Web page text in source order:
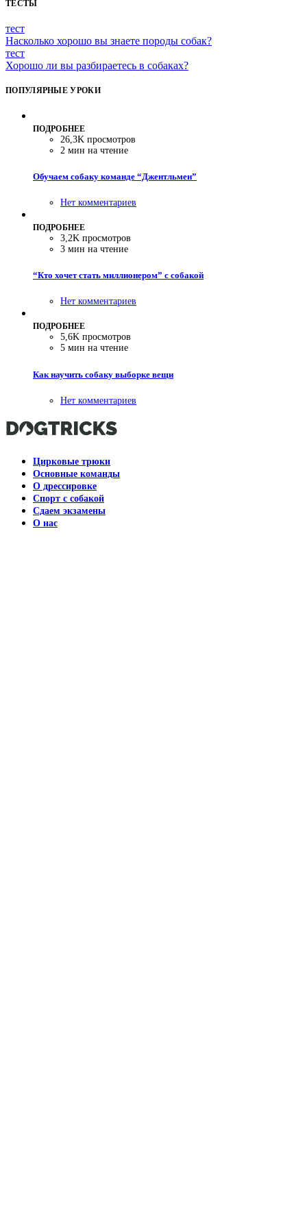
ТЕСТЫ
тест
Насколько хорошо вы знаете породы собак?
тест
Хорошо ли вы разбираетесь в собаках?
ПОПУЛЯРНЫЕ УРОКИ
ПОДРОБНЕЕ
26,3K просмотров
2 мин на чтение
Обучаем собаку команде “Джентльмен”
Нет комментариев
ПОДРОБНЕЕ
3,2K просмотров
3 мин на чтение
“Кто хочет стать миллионером” с собакой
Нет комментариев
ПОДРОБНЕЕ
5,6K просмотров
5 мин на чтение
Как научить собаку выборке вещи
Нет комментариев
Цирковые трюки
Основные команды
О дрессировке
Спорт с собакой
Сдаем экзамены
О нас